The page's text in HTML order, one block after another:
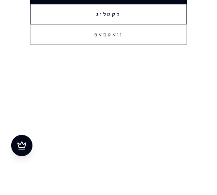
לקטלוג
וואטסאפ